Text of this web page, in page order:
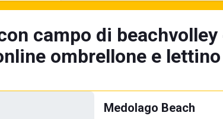
campo di
ombrellone e lettino
Medolago Beach